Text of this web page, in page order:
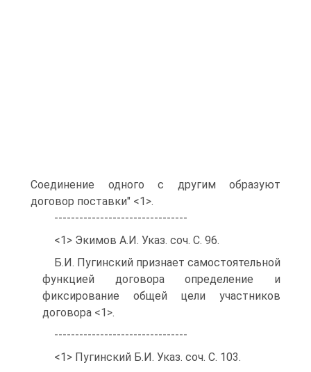
Соединение одного с другим образуют
договор поставки" <1>.
--------------------------------
<1> Экимов А.И. Указ. соч. С. 96.
Б.И. Пугинский признает самостоятельной
функцией договора определение и
фиксирование общей цели участников
договора <1>.
--------------------------------
<1> Пугинский Б.И. Указ. соч. С. 103.